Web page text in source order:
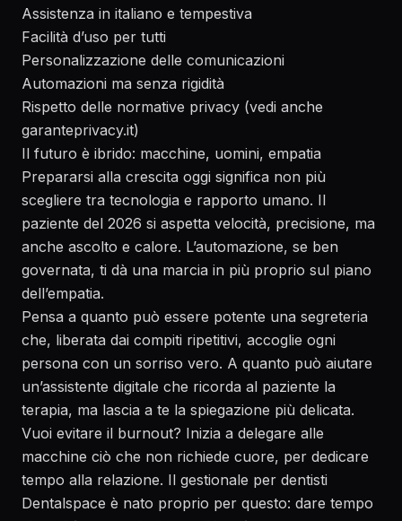
Assistenza in italiano e tempestiva
Facilità d’uso per tutti
Personalizzazione delle comunicazioni
Automazioni ma senza rigidità
Rispetto delle normative privacy (vedi anche
garanteprivacy.it)
Il futuro è ibrido: macchine, uomini, empatia
Prepararsi alla crescita oggi significa non più
scegliere tra tecnologia e rapporto umano. Il
paziente del 2026 si aspetta velocità, precisione, ma
anche ascolto e calore. L’automazione, se ben
governata, ti dà una marcia in più proprio sul piano
dell’empatia.
Pensa a quanto può essere potente una segreteria
che, liberata dai compiti ripetitivi, accoglie ogni
persona con un sorriso vero. A quanto può aiutare
un’assistente digitale che ricorda al paziente la
terapia, ma lascia a te la spiegazione più delicata.
Vuoi evitare il burnout? Inizia a delegare alle
macchine ciò che non richiede cuore, per dedicare
tempo alla relazione. Il gestionale per dentisti
Dentalspace è nato proprio per questo: dare tempo